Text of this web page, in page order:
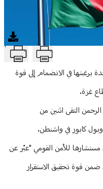
المقرر نشرها في غزة T
برغبتها في الانضمام إلى قوة
غزة.
التقى اثنين من
كابور في واشنطن.
للأمن القومي "عبّر عن
قوة تحقيق الاستقرار